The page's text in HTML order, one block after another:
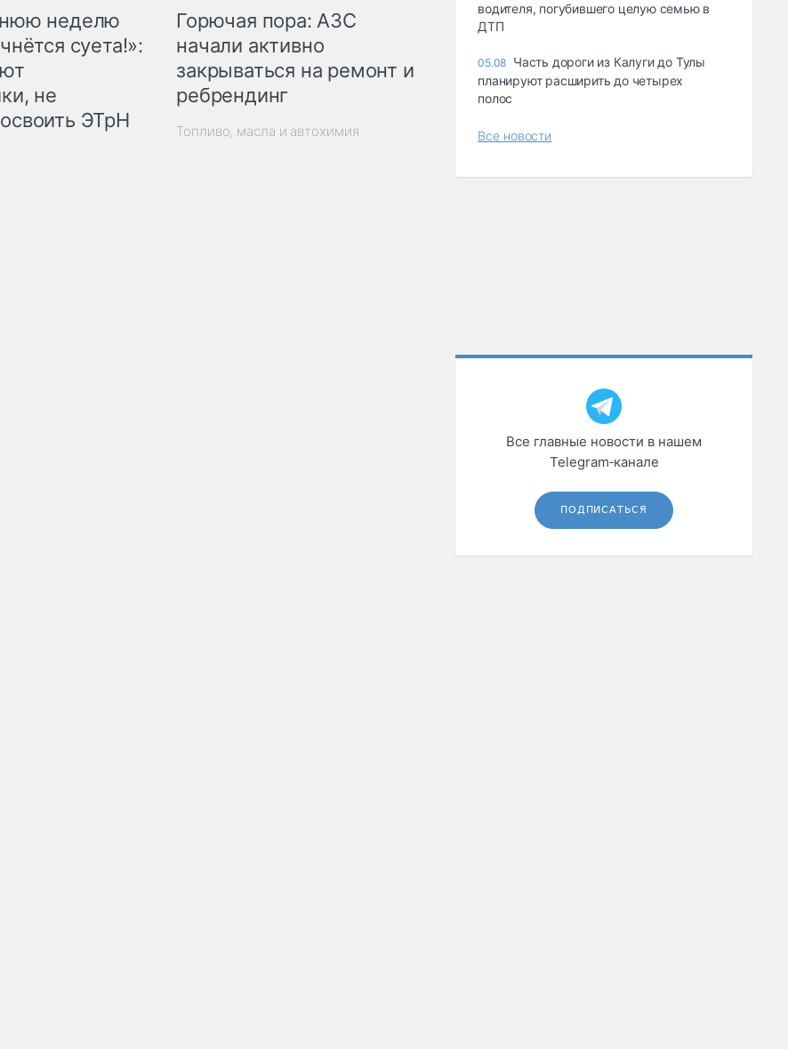
неделю
суета!»:
не
ЭТрН
Горючая пора: АЗС
начали активно
закрываться на ремонт и
ребрендинг
Топливо, масла и автохимия
водителя, погубившего целую семью в
ДТП
05.08 Часть дороги из Калуги до Тулы
планируют расширить до четырех
полос
Все новости
Все главные новости в нашем
Telegram‑канале
ПОДПИСАТЬСЯ